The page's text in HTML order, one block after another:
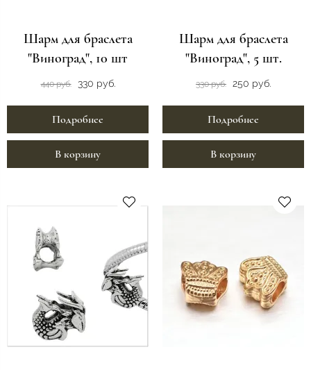
Шарм для браслета
"Виноград", 10 шт
440 руб. 330 руб.
Подробнее
В корзину
Шарм для браслета
"Виноград", 5 шт.
330 руб. 250 руб.
Подробнее
В корзину